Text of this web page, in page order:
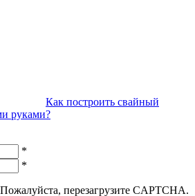
Как построить свайный
руками?
*
*
перезагрузите CAPTCHA.